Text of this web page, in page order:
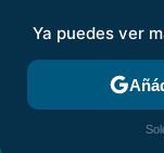
FISCALIDAD Y
Ya puedes ver